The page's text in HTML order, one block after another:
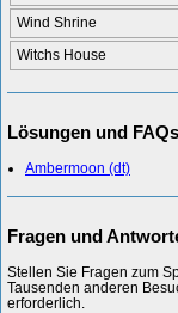
Wind Shrine
Witchs House
Lösungen und
Ambermoon (dt)
Fragen und
Stellen Sie Fragen zum
Tausenden anderen
erforderlich.